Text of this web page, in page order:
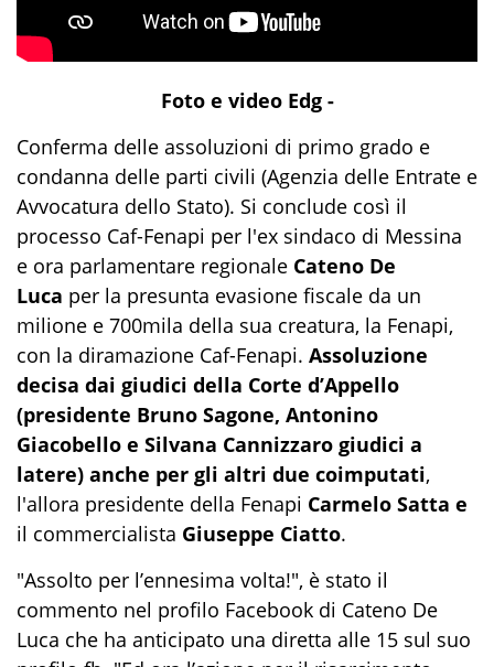
Foto e video Edg -
Conferma delle assoluzioni di primo grado e
condanna delle parti civili (Agenzia delle Entrate e
Avvocatura dello Stato). Si conclude così il
processo Caf-Fenapi per l'ex sindaco di Messina
e ora parlamentare regionale Cateno De
Luca per la presunta evasione fiscale da un
milione e 700mila della sua creatura, la Fenapi,
con la diramazione Caf-Fenapi. Assoluzione
decisa dai giudici della Corte d’Appello
(presidente Bruno Sagone, Antonino
Giacobello e Silvana Cannizzaro giudici a
latere) anche per gli altri due coimputati,
l'allora presidente della Fenapi Carmelo Satta e
il commercialista Giuseppe Ciatto.
"Assolto per l’ennesima volta!", è stato il
commento nel profilo Facebook di Cateno De
Luca che ha anticipato una diretta alle 15 sul suo